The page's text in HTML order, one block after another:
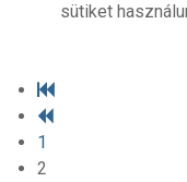
sütiket
1
2